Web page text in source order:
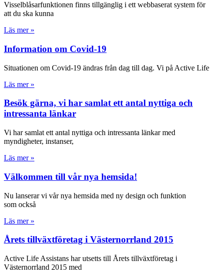
Visselblåsarfunktionen finns tillgänglig i ett webbaserat system för
att du ska kunna
Läs mer »
Information om Covid-19
Situationen om Covid-19 ändras från dag till dag. Vi på Active Life
Läs mer »
Besök gärna, vi har samlat ett antal nyttiga och
intressanta länkar
Vi har samlat ett antal nyttiga och intressanta länkar med
myndigheter, instanser,
Läs mer »
Välkommen till vår nya hemsida!
Nu lanserar vi vår nya hemsida med ny design och funktion
som också
Läs mer »
Årets tillväxtföretag i Västernorrland 2015
Active Life Assistans har utsetts till Årets tillväxtföretag i
Västernorrland 2015 med